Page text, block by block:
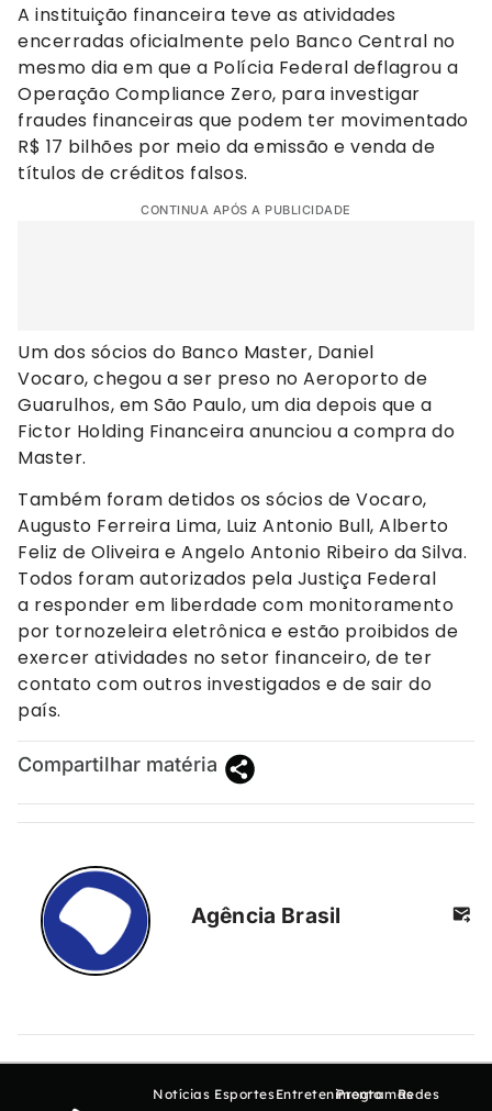
A instituição financeira teve as atividades
encerradas oficialmente pelo Banco Central no
mesmo dia em que a Polícia Federal deflagrou a
Operação Compliance Zero, para investigar
fraudes financeiras que podem ter movimentado
R$ 17 bilhões por meio da emissão e venda de
títulos de créditos falsos.
CONTINUA APÓS A PUBLICIDADE
Um dos sócios do Banco Master, Daniel
Vocaro, chegou a ser preso no Aeroporto de
Guarulhos, em São Paulo, um dia depois que a
Fictor Holding Financeira anunciou a compra do
Master.
Também foram detidos os sócios de Vocaro,
Augusto Ferreira Lima, Luiz Antonio Bull, Alberto
Feliz de Oliveira e Angelo Antonio Ribeiro da Silva.
Todos foram autorizados pela Justiça Federal
a responder em liberdade com monitoramento
por tornozeleira eletrônica e estão proibidos de
exercer atividades no setor financeiro, de ter
contato com outros investigados e de sair do
país.
Compartilhar matéria
Agência Brasil
Notícias EsportesEntretenimento
ProgramasRedes